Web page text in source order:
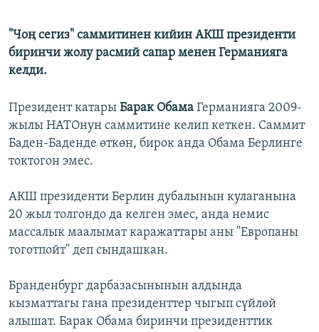
"Чоң сегиз" саммитинен кийин АКШ президенти
биринчи жолу расмий сапар менен Германияга
келди.
Президент катары Барак Обама Германияга 2009-
жылы НАТОнун саммитине келип кеткен. Саммит
Баден-Баденде өткөн, бирок анда Обама Берлинге
токтогон эмес.
АКШ президенти Берлин дубалынын кулаганына
20 жыл толгондо да келген эмес, анда немис
массалык маалымат каражаттары аны "Европаны
тоготпойт" деп сындашкан.
Бранденбург дарбазасынынын алдында
кызматтагы гана президенттер чыгып сүйлөй
алышат. Барак Обама биринчи президенттик